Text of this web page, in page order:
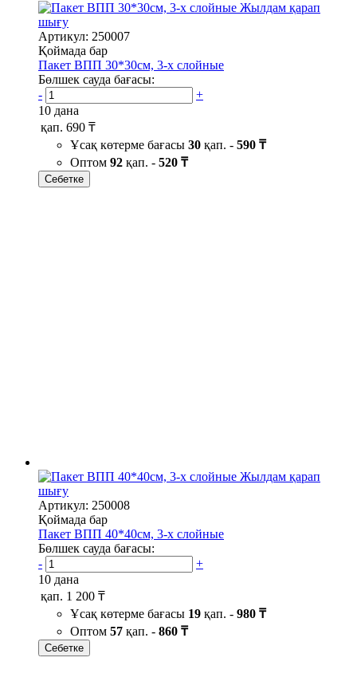
Жылдам қарап
шығу
Артикул: 250007
Қоймада бар
Пакет ВПП 30*30см, 3-х слойные
Бөлшек сауда бағасы:
-
+
10 дана
қап. 690 ₸
Ұсақ көтерме бағасы 30 қап. - 590 ₸
Оптом 92 қап. - 520 ₸
Себетке
Жылдам қарап
шығу
Артикул: 250008
Қоймада бар
Пакет ВПП 40*40см, 3-х слойные
Бөлшек сауда бағасы:
-
+
10 дана
қап. 1 200 ₸
Ұсақ көтерме бағасы 19 қап. - 980 ₸
Оптом 57 қап. - 860 ₸
Себетке